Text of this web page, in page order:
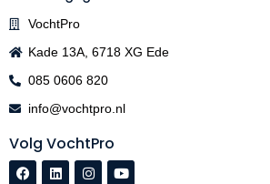
VochtPro
Kade 13A, 6718 XG Ede
085 0606 820
info@vochtpro.nl
Volg VochtPro